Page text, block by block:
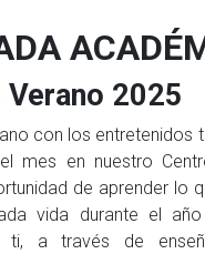
2025
con los entretenidos
mes en nuestro
de aprender lo
vida durante el
ti, a través de